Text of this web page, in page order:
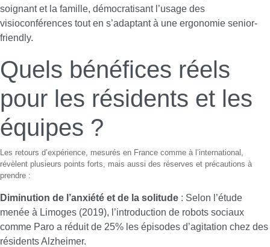
soignant et la famille, démocratisant l’usage des
visioconférences tout en s’adaptant à une ergonomie senior-
friendly.
Quels bénéfices réels
pour les résidents et les
équipes ?
Les retours d’expérience, mesurés en France comme à l’international,
révèlent plusieurs points forts, mais aussi des réserves et précautions à
prendre :
Diminution de l’anxiété et de la solitude : Selon l’étude
menée à Limoges (2019), l’introduction de robots sociaux
comme Paro a réduit de 25% les épisodes d’agitation chez des
résidents Alzheimer.